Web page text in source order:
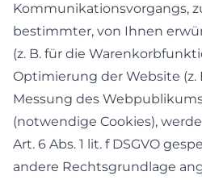
Kommunikationsvorgangs,
bestimmter, von Ihnen
(z. B. für die
Optimierung der Website (z.
Messung des
(notwendige Cookies),
Art. 6 Abs. 1 lit. f DSGVO
andere Rechtsgrundlage